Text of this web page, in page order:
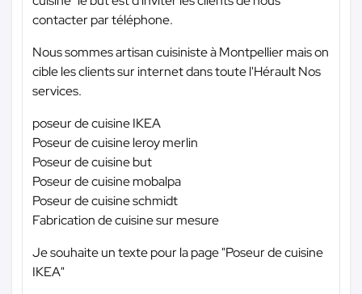
contacter par téléphone.
Nous sommes artisan cuisiniste à Montpellier mais on
cible les clients sur internet dans toute l'Hérault Nos
services.
poseur de cuisine IKEA
Poseur de cuisine leroy merlin
Poseur de cuisine but
Poseur de cuisine mobalpa
Poseur de cuisine schmidt
Fabrication de cuisine sur mesure
Je souhaite un texte pour la page "Poseur de cuisine
IKEA"